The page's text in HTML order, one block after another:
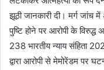
झूठी जानकारी दी। मर्ग जांच
पुष्टि होने पर आरोपी के
238 भारतीय न्याय संहिता
द्वारा आरोपी से मेमोरेंडम